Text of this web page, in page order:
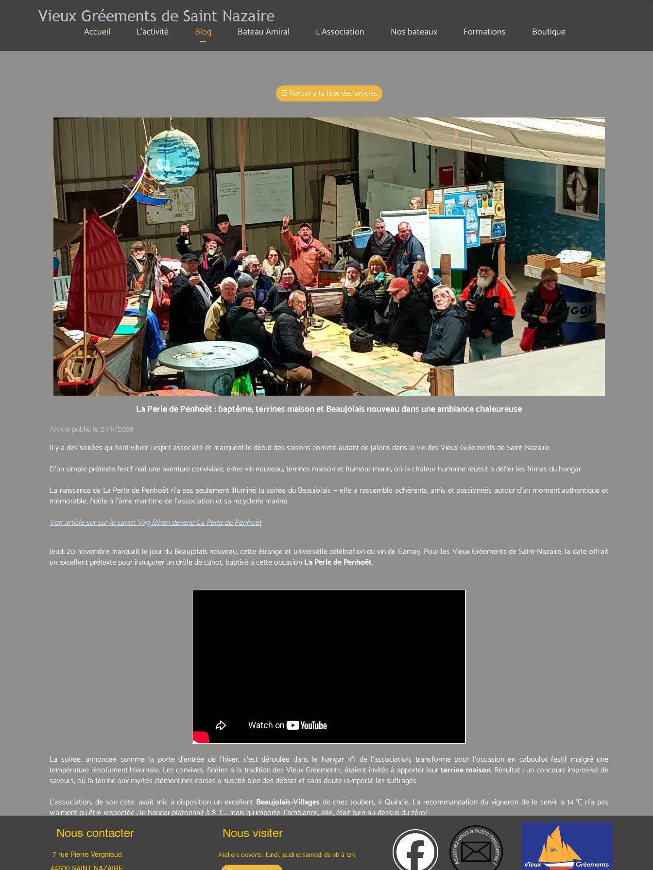
Accueil L'activité Blog Bateau Amiral L'Association Nos bateaux Formations Boutique
Vieux Gréements de Saint Nazaire
Nous contacter
7 rue Pierre Vergniaud
Nous visiter
Ateliers ouverts : lundi, jeudi et samedide 9h à 12h
☰ Retour à la liste des articles
La Perle de Penhoët : baptême, terrines maison et Beaujolais nouveau dans une ambiance chaleureuse
Article publié le 21/11/2025
Il y a des soirées qui font vibrer l’esprit associatif et marquent le début des saisons comme autant de jalons dans la vie des Vieux Gréements de Saint-Nazaire.
D’un simple prétexte festif naît une aventure conviviale, entre vin nouveau, terrines maison et humour marin, où la chaleur humaine réussit à défier les frimas du hangar.
La naissance de La Perle de Penhoët n’a pas seulement illuminé la soirée du Beaujolais — elle a rassemblé adhérents, amis et passionnés autour d’un moment authentique et
mémorable, fidèle à l’âme maritime de l’association et sa recyclerie marine.
Voir article sur sur le canot Vag Bihen devenu La Perle de Penhoët
Jeudi 20 novembre marquait le jour du Beaujolais nouveau, cette étrange et universelle célébration du vin de Gamay. Pour les Vieux Gréements de Saint-Nazaire, la date offrait
un excellent prétexte pour inaugurer un drôle de canot, baptisé à cette occasionLa Perle de Penhoët.
La soirée, annoncée comme la porte d’entrée de l’hiver, s’est déroulée dans le hangar n°1 de l’association, transformé pour l’occasion en caboulot festif malgré une
température résolument hivernale. Les convives, fidèles à la tradition des Vieux Gréements, étaient invités à apporter leurterrine maison. Résultat : un concours improvisé de
saveurs, où la terrine aux myrtes clémentines corses a suscité bien des débats et sans doute remporté les suffrages.
L’association, de son côté, avait mis à disposition un excellent Beaujolais-Villagesde chez Joubert, à Quincié. La recommandation du vigneron de le servir à 14 °C n’a pas
vraiment pu être respectée : le hangar plafonnait à 8 °C… mais qu’importe, l’ambiance, elle, était bien au-dessus du zéro !